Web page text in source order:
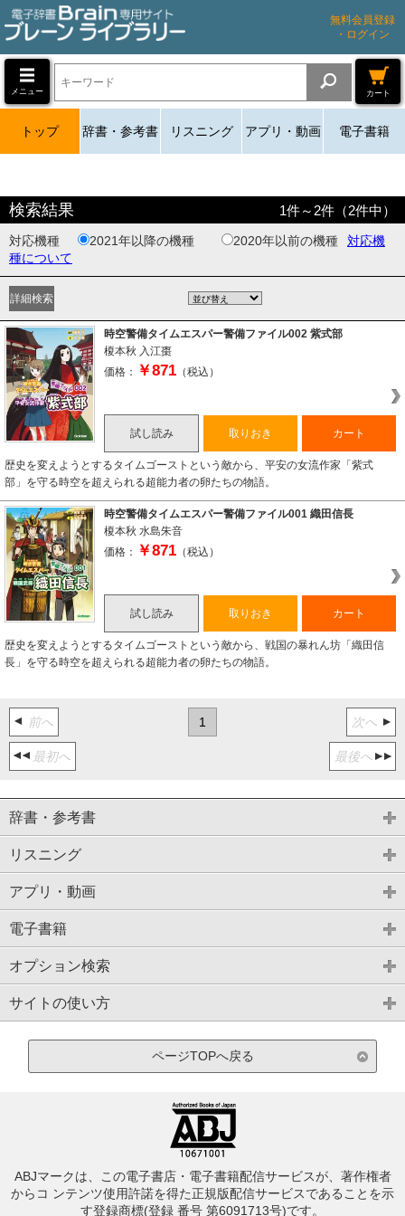
無料会員登録
・ログイン
メニュー カート
トップ 辞書・参考書 リスニング アプリ・動画 電子書籍
検索結果 1件～ 2件（2件中）
対応機種 2021年以降の機種 2020年以前の機種
対応機
種について
時空警備タイムエスパー警備ファイル002 紫式部
榎本秋 入江棗
価格：
￥871 （税込）
試し読み 取りおき カート
歴史を変えようとするタイムゴーストという敵から、平安の女流作家「紫式
部」を守る時空を超えられる超能力者の卵たちの物語。
時空警備タイムエスパー警備ファイル001 織田信長
榎本秋 水島朱音
価格：
￥871 （税込）
試し読み 取りおき カート
歴史を変えようとするタイムゴーストという敵から、戦国の暴れん坊「織田信
長」を守る時空を超えられる超能力者の卵たちの物語。
最初へ
前へ 1 次へ
最後へ
辞書・参考書
リスニング
アプリ・動画
電子書籍
オプション検索
サイトの使い方
ページTOPへ戻る
ABJマークは、この電子書店・電子書籍配信サービスが、著作権者
からコ ンテンツ使用許諾を得た正規版配信サービスであることを示
す登録商標(登録 番号 第6091713号)です。